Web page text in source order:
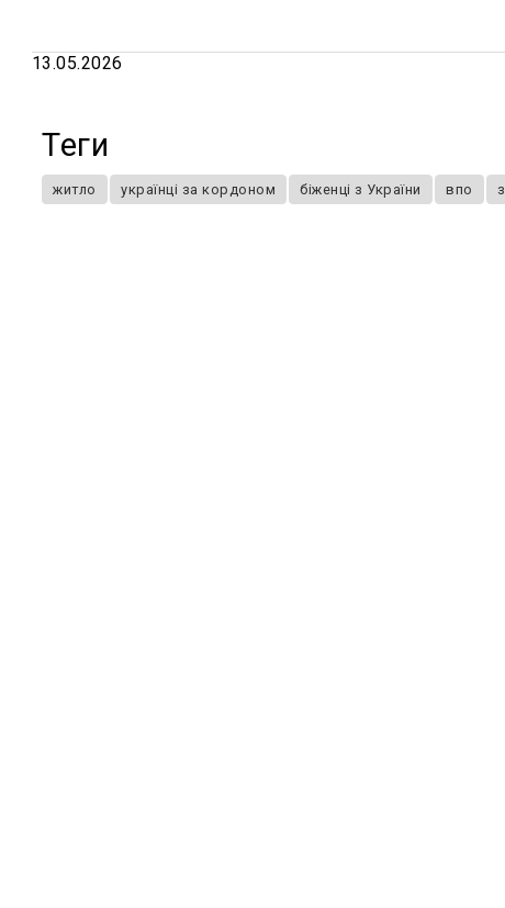
13.05.2026
Теги
житло українці за кордоном біженці з України впо